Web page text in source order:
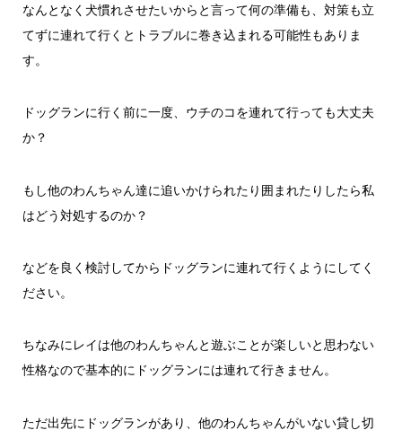
なんとなく犬慣れさせたいからと言って何の準備も、対策も立
てずに連れて行くとトラブルに巻き込まれる可能性もありま
す。
ドッグランに行く前に一度、ウチのコを連れて行っても大丈夫
か？
もし他のわんちゃん達に追いかけられたり囲まれたりしたら私
はどう対処するのか？
などを良く検討してからドッグランに連れて行くようにしてく
ださい。
ちなみにレイは他のわんちゃんと遊ぶことが楽しいと思わない
性格なので基本的にドッグランには連れて行きません。
ただ出先にドッグランがあり、他のわんちゃんがいない貸し切